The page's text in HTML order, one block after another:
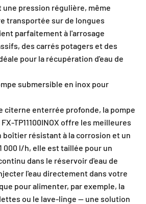
pression régulière, même
transportée sur de longues
parfaitement à l'arrosage
des carrés potagers et des
pour la récupération d'eau de
submersible en inox pour
citerne enterrée profonde, la pompe
TP11100INOX offre les meilleures
boîtier résistant à la corrosion et un
000 l/h, elle est taillée pour un
dans le réservoir d'eau de
l'eau directement dans votre
pour alimenter, par exemple, la
ou le lave-linge — une solution